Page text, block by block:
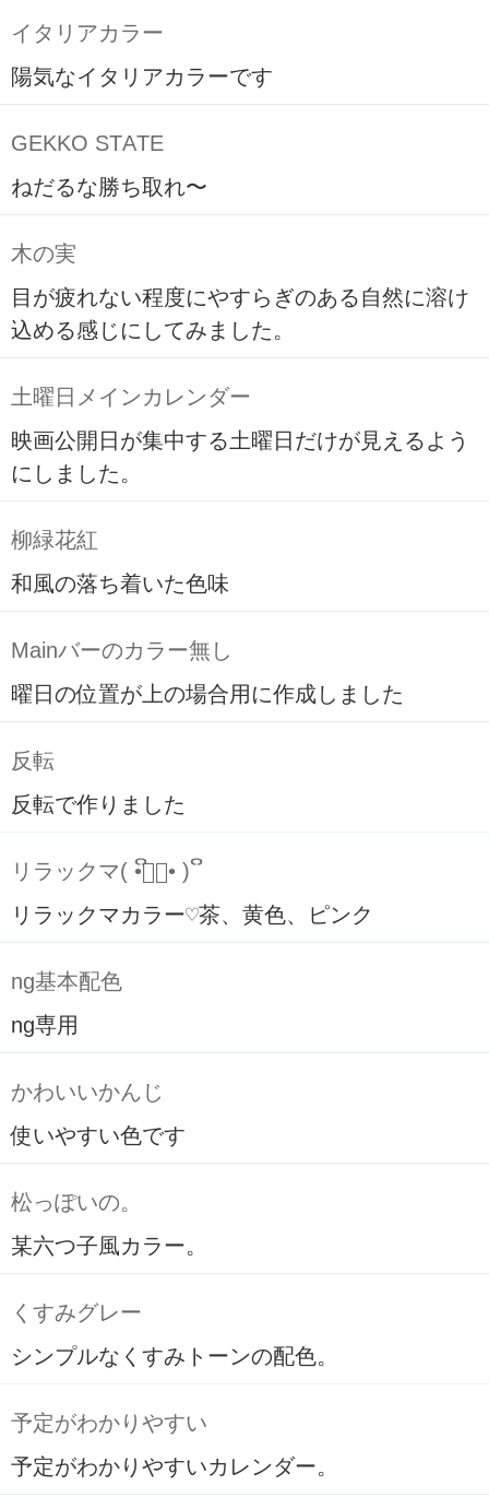
イタリアカラー
陽気なイタリアカラーです
GEKKO STATE
ねだるな勝ち取れ〜
木の実
目が疲れない程度にやすらぎのある自然に溶け
込める感じにしてみました。
土曜日メインカレンダー
映画公開日が集中する土曜日だけが見えるよう
にしました。
柳緑花紅
和風の落ち着いた色味
Mainバーのカラー無し
曜日の位置が上の場合用に作成しました
反転
反転で作りました
リラックマ( ິ•ᆺ⃘• )ິ
リラックマカラー♡茶、黄色、ピンク
ng基本配色
ng専用
かわいいかんじ
使いやすい色です
松っぽいの。
某六つ子風カラー。
くすみグレー
シンプルなくすみトーンの配色。
予定がわかりやすい
予定がわかりやすいカレンダー。